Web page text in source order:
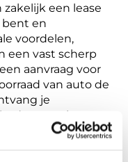
zakelijk een lease
bent en
voordelen,
een vast scherp
aanvraag voor
van auto de
je
voor jouw